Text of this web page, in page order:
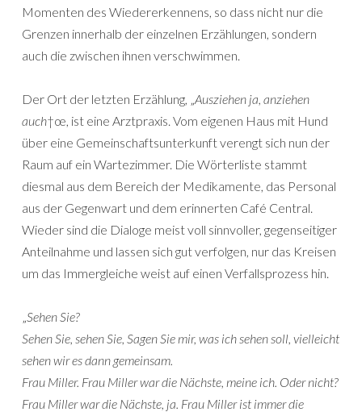
Momenten des Wiedererkennens, so dass nicht nur die
Grenzen innerhalb der einzelnen Erzählungen, sondern
auch die zwischen ihnen verschwimmen.
Der Ort der letzten Erzählung, „Ausziehen ja, anziehen
auch†œ, ist eine Arztpraxis. Vom eigenen Haus mit Hund
über eine Gemeinschaftsunterkunft verengt sich nun der
Raum auf ein Wartezimmer. Die Wörterliste stammt
diesmal aus dem Bereich der Medikamente, das Personal
aus der Gegenwart und dem erinnerten Café Central.
Wieder sind die Dialoge meist voll sinnvoller, gegenseitiger
Anteilnahme und lassen sich gut verfolgen, nur das Kreisen
um das Immergleiche weist auf einen Verfallsprozess hin.
„Sehen Sie?
Sehen Sie, sehen Sie, Sagen Sie mir, was ich sehen soll, vielleicht
sehen wir es dann gemeinsam.
Frau Miller. Frau Miller war die Nächste, meine ich. Oder nicht?
Frau Miller war die Nächste, ja. Frau Miller ist immer die